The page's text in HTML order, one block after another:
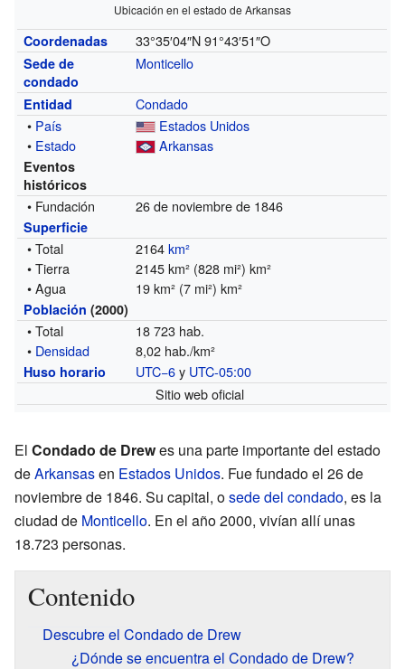
Ubicación en el estado de Arkansas
Coordenadas 33°35′04″N 91°43′51″O
Sede de
condado
Monticello
Entidad
Condado
• País
Estados Unidos
• Estado Arkansas
Eventos
históricos
• Fundación 26 de noviembre de 1846
Superficie
• Total 2164km²
• Tierra
2145 km² (828 mi²) km²
• Agua
19 km² (7 mi²) km²
Población (2000)
• Total
18 723 hab.
• Densidad 8,02 hab./km²
Huso horario UTC−6y UTC-05:00
Sitio web oficial
El Condado de Drewes una parte importante del estado
deArkansasen Estados Unidos. Fue fundado el 26 de
noviembre de 1846. Su capital, osede del condado, es la
ciudad de Monticello. En el año 2000, vivían allí unas
18.723 personas.
Contenido
Descubre el Condado de Drew
¿Dónde se encuentra el Condado de Drew?